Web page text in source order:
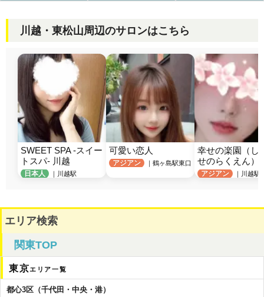
川越・東松山周辺のサロンはこちら
SWEET SPA -スイー
トスパ- 川越
日本人 ｜川越駅
可愛い恋人
アジアン ｜鶴ヶ島駅東口
幸せの楽園（し
せのらくえん）
アジアン ｜川越駅
エリア検索
関東TOP
東京エリア一覧
都心3区（千代田・中央・港）